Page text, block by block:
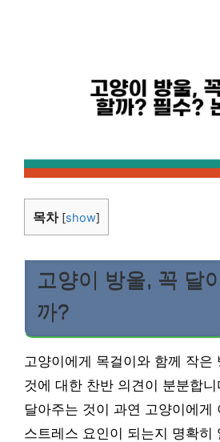
목차 [show]
고양이 방울, 꼭 달
까?
고양이에게 목걸이와 함께 작은
것에 대한 찬반 의견이 분분합
달아주는 것이 과연 고양이에게
스트레스 요인이 되는지 명확히